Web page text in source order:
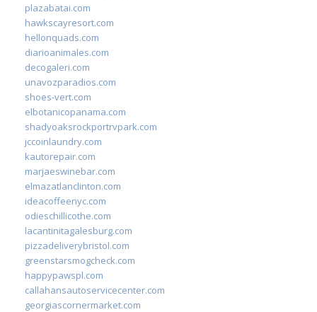
plazabatai.com
hawkscayresort.com
hellonquads.com
diarioanimales.com
decogaleri.com
unavozparadios.com
shoes-vert.com
elbotanicopanama.com
shadyoaksrockportrvpark.com
jccoinlaundry.com
kautorepair.com
marjaeswinebar.com
elmazatlanclinton.com
ideacoffeenyc.com
odieschillicothe.com
lacantinitagalesburg.com
pizzadeliverybristol.com
greenstarsmogcheck.com
happypawspl.com
callahansautoservicecenter.com
georgiascornermarket.com